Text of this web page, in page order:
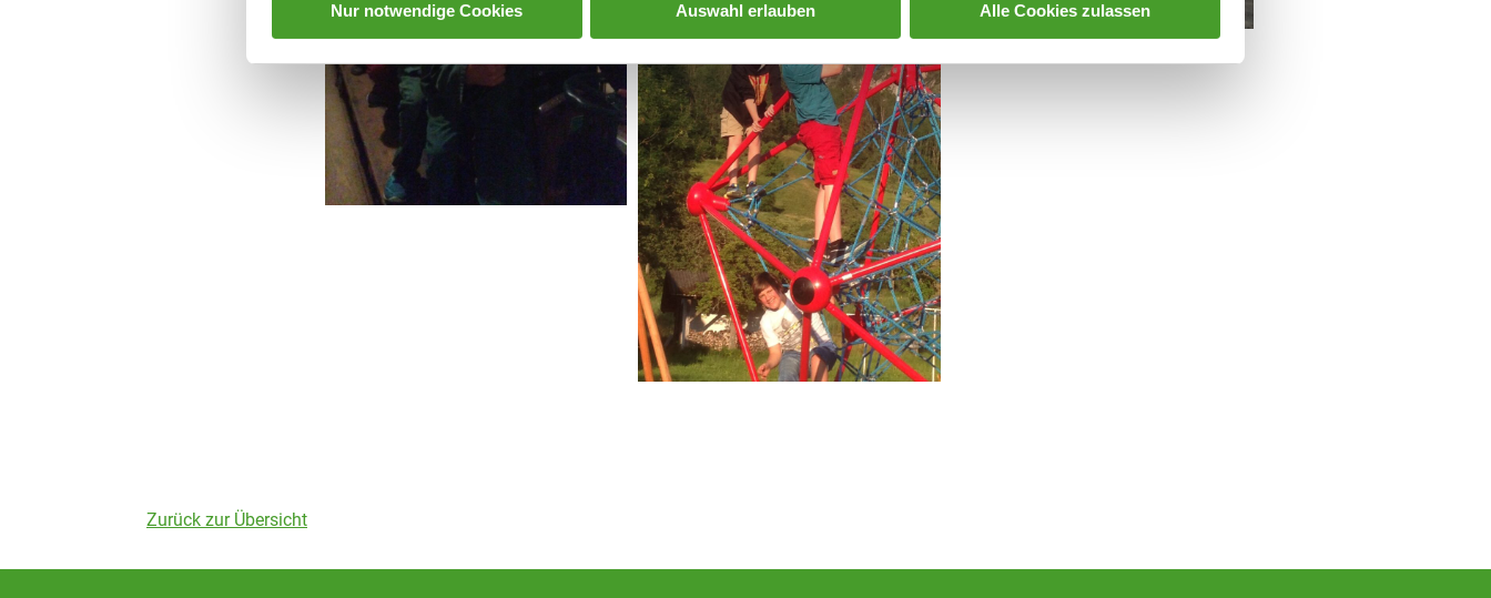
Nur notwendige Cookies Auswahl erlauben Alle Cookies zulassen
Zurück zur Übersicht